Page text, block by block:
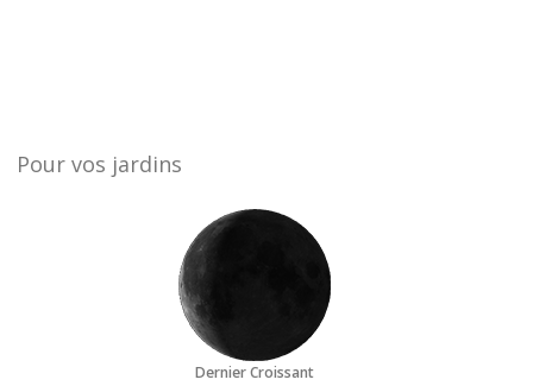
Pour vos jardins
Dernier Croissant